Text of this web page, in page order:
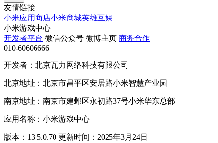
友情链接
小米应用商店小米商城英雄互娱
小米游戏中心
开发者平台 微信公众号 微博主页 商务合作
010-60606666
开发者：北京瓦力网络科技有限公司
北京地址：北京市昌平区安居路小米智慧产业园
南京地址：南京市建邺区永初路37号小米华东总部
应用名称：小米游戏中心
版本：13.5.0.70 更新时间：2025年3月24日